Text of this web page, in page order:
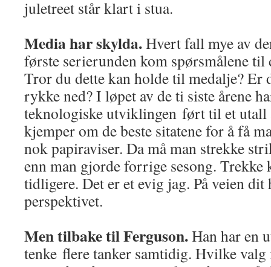
juletreet står klart i stua.
Media har skylda.Hvert fall mye av
første serierunden kom spørsmålene til
Tror du dette kan holde til medalje? Er
rykke ned? I løpet av de ti siste årene
teknologiske utviklingen ført til et utall
kjemper om de beste sitatene for å få
nok papiraviser. Da må man strekke
enn man gjorde forrige sesong.
tidligere. Det er et evig jag. På veien
perspektivet.
Men tilbake til Ferguson.Han har en
tenke flere tanker samtidig. Hvilke